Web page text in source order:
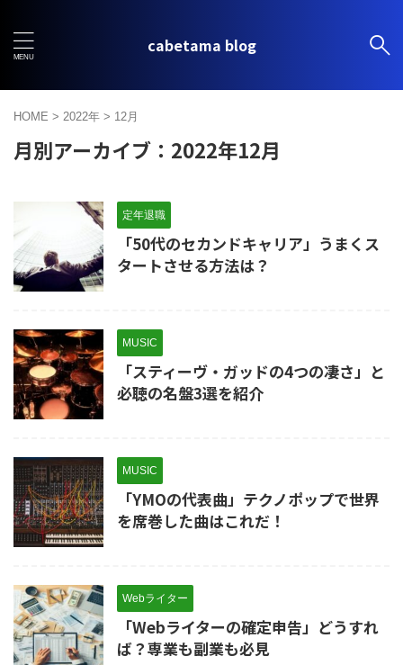
cabetama blog
HOME > 2022年 > 12月
月別アーカイブ：2022年12月
定年退職
「50代のセカンドキャリア」うまくス
タートさせる方法は？
MUSIC
「スティーヴ・ガッドの4つの凄さ」と
必聴の名盤3選を紹介
MUSIC
「YMOの代表曲」テクノポップで世界
を席巻した曲はこれだ！
Webライター
「Webライターの確定申告」どうすれ
ば？専業も副業も必見